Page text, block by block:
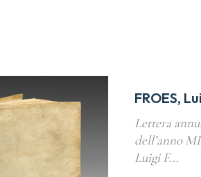
FROES,
Lettera
dell’anno
Luigi F...